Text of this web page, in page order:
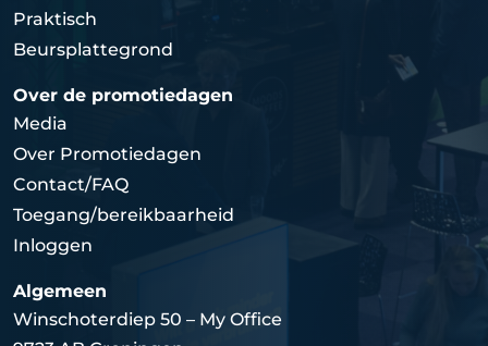
Praktisch
Beursplattegrond
Over de promotiedagen
Media
Over Promotiedagen
Contact/FAQ
Toegang/bereikbaarheid
Inloggen
Algemeen
Winschoterdiep 50 – My Office